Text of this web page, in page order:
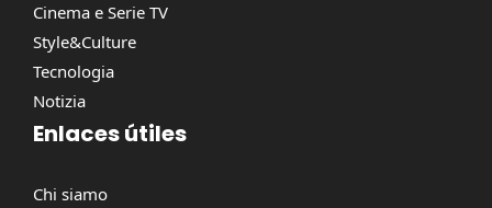
Cinema e Serie TV
Style&Culture
Tecnologia
Notizia
Enlaces útiles
Chi siamo